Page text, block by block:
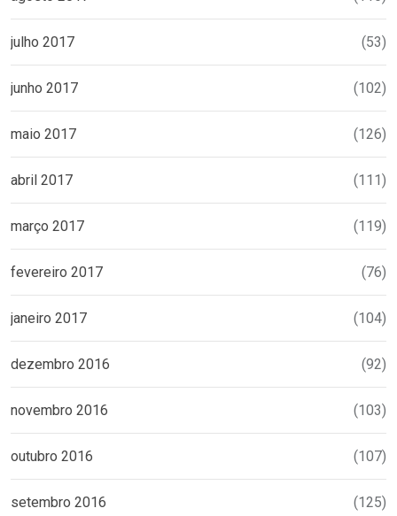
julho 2017 (53)
junho 2017 (102)
maio 2017 (126)
abril 2017 (111)
março 2017 (119)
fevereiro 2017 (76)
janeiro 2017 (104)
dezembro 2016 (92)
novembro 2016 (103)
outubro 2016 (107)
setembro 2016 (125)